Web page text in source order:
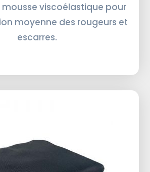
mousse viscoélastique pour
moyenne des rougeurs et
escarres.